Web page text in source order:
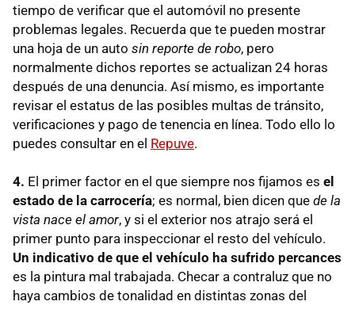
tiempo de verificar que el automóvil no presente
problemas legales. Recuerda que te pueden mostrar
una hoja de un auto sin reporte de robo, pero
normalmente dichos reportes se actualizan 24 horas
después de una denuncia. Así mismo, es importante
revisar el estatus de las posibles multas de tránsito,
verificaciones y pago de tenencia en línea. Todo ello lo
puedes consultar en el Repuve.
4. El primer factor en el que siempre nos fijamos es el
estado de la carrocería; es normal, bien dicen que de la
vista nace el amor, y si el exterior nos atrajo será el
primer punto para inspeccionar el resto del vehículo.
Un indicativo de que el vehículo ha sufrido percances
es la pintura mal trabajada. Checar a contraluz que no
haya cambios de tonalidad en distintas zonas del